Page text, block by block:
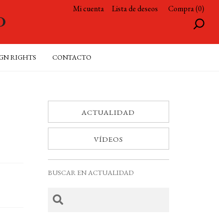
Mi cuenta Lista de deseos Compra (0)
RIGHTS CONTACTO
ACTUALIDAD
VÍDEOS
BUSCAR EN ACTUALIDAD